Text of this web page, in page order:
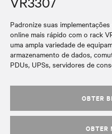
Padronize suas
online mais rápido com o rack
uma ampla variedade de
armazenamento de dados,
PDUs, UPSs, servidores de
OBTER
OBTER